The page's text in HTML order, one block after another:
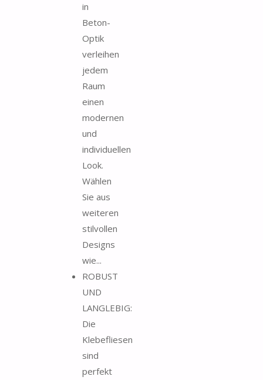
in
Beton-
Optik
verleihen
jedem
Raum
einen
modernen
und
individuellen
Look.
Wählen
Sie aus
weiteren
stilvollen
Designs
wie...
ROBUST
UND
LANGLEBIG:
Die
Klebefliesen
sind
perfekt